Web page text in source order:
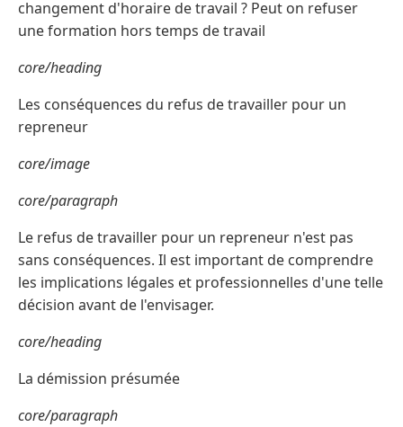
changement d'horaire de travail ? Peut on refuser
une formation hors temps de travail
core/heading
Les conséquences du refus de travailler pour un
repreneur
core/image
core/paragraph
Le refus de travailler pour un repreneur n'est pas
sans conséquences. Il est important de comprendre
les implications légales et professionnelles d'une telle
décision avant de l'envisager.
core/heading
La démission présumée
core/paragraph